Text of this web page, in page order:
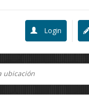
Login